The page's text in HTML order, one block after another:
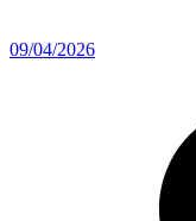
09/04/2026